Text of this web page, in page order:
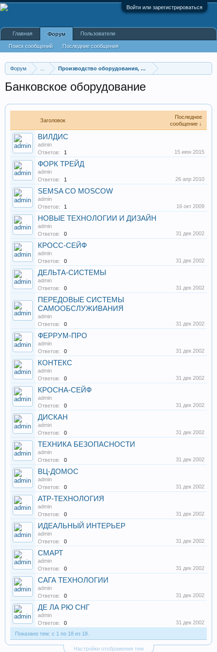
Войти или зарегистрироваться
Форум Производство оборудования, оборудование для произв
Банковское оборудование
Заголовок
Последнее
сообщение ↓
ВИЛДИС
admin
Ответов:
1 15 июн 2015
ФОРК ТРЕЙД
admin
Ответов:
1 26 апр 2010
SEMSA CO MOSCOW
admin
Ответов:
1 16 окт 2009
НОВЫЕ ТЕХНОЛОГИИ И ДИЗАЙН
admin
Ответов:
0 31 дек 2002
КРОСС-СЕЙФ
admin
Ответов:
0 31 дек 2002
ДЕЛЬТА-СИСТЕМЫ
admin
Ответов:
0 31 дек 2002
ПЕРЕДОВЫЕ СИСТЕМЫ
САМООБСЛУЖИВАНИЯ
admin
Ответов:
0 31 дек 2002
ФЕРРУМ-ПРО
admin
Ответов:
0 31 дек 2002
КОНТЕКС
admin
Ответов:
0 31 дек 2002
КРОСНА-СЕЙФ
admin
Ответов:
0 31 дек 2002
ДИСКАН
admin
Ответов:
0 31 дек 2002
ТЕХНИКА БЕЗОПАСНОСТИ
admin
Ответов:
0 31 дек 2002
ВЦ-ДОМОС
admin
Ответов:
0 31 дек 2002
АТР-ТЕХНОЛОГИЯ
admin
Ответов:
0 31 дек 2002
ИДЕАЛЬНЫЙ ИНТЕРЬЕР
admin
Ответов:
0 31 дек 2002
СМАРТ
admin
Ответов:
0 31 дек 2002
САГА ТЕХНОЛОГИИ
admin
Ответов:
0 31 дек 2002
ДЕ ЛА РЮ СНГ
admin
Ответов:
0
31 дек 2002
Показано тем: с 1 по 18 из 18.
Настройки отображения тем
Главная Форум
Поиск сообщений Последние сообщения
Пользователи